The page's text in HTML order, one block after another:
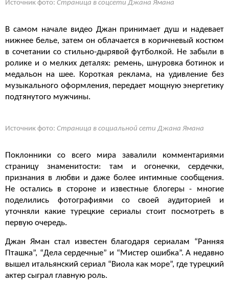
Источник фото: Страница в соцсети Джана Ямана
В самом начале видео Джан принимает душ и надевает
нижнее белье, затем он облачается в коричневый костюм
в сочетании со стильно-дырявой футболкой. Не забыли в
ролике и о мелких деталях: ремень, шнуровка ботинок и
медальон на шее. Короткая реклама, на удивление без
музыкального оформления, передает мощную энергетику
подтянутого мужчины.
Источник фото: Страница в социальной сети Джана Ямана
Поклонники со всего мира завалили комментариями
страницу знаменитости: там и огонечки, сердечки,
признания в любви и даже более интимные сообщения.
Не остались в стороне и известные блогеры - многие
поделились фотографиями со своей аудиторией и
уточняли какие турецкие сериалы стоит посмотреть в
первую очередь.
Джан Яман стал известен благодаря сериалам “Ранняя
Пташка”, “Дела сердечные” и “Мистер ошибка”. А недавно
вышел итальянский сериал “Виола как море”, где турецкий
актер сыграл главную роль.